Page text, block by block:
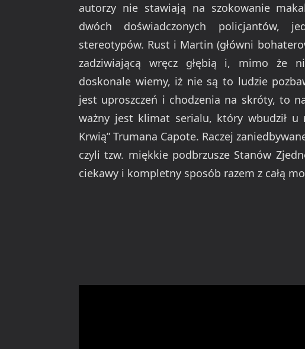
autorzy nie stawiają na szokowanie
dwóch doświadczonych policjantów,
stereotypów. Rust i Martin (główni
zadziwiającą wręcz głębią i, mimo że
doskonale wiemy, iż nie są to ludzie
jest uproszczeń i chodzenia na skróty, to
ważny jest klimat serialu, który wbudził u
Krwią” Trumana Capote. Raczej
czyli tzw. miękkie podbrzusze Stanów
ciekawy i kompletny sposób razem z całą